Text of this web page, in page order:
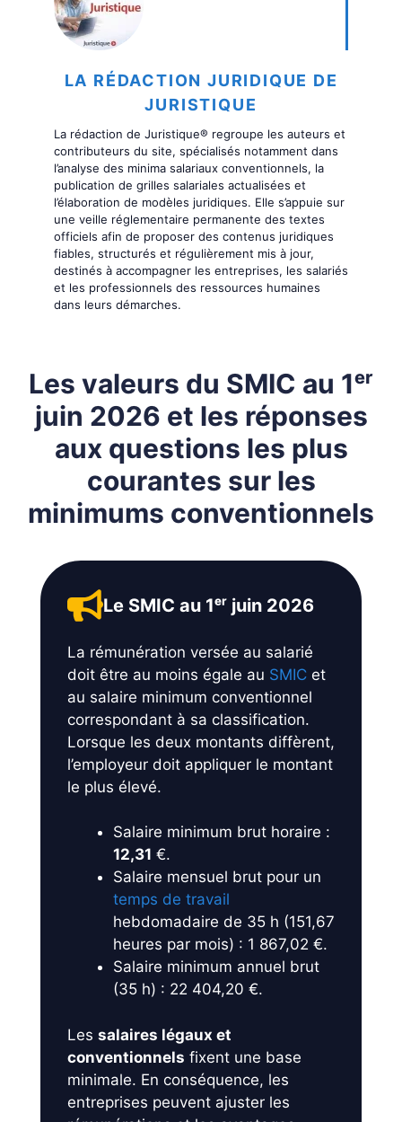
LA RÉDACTION JURIDIQUE DE
JURISTIQUE
La rédaction de Juristique® regroupe les auteurs et
contributeurs du site, spécialisés notamment dans
l’analyse des minima salariaux conventionnels, la
publication de grilles salariales actualisées et
l’élaboration de modèles juridiques. Elle s’appuie sur
une veille réglementaire permanente des textes
officiels afin de proposer des contenus juridiques
fiables, structurés et régulièrement mis à jour,
destinés à accompagner les entreprises, les salariés
et les professionnels des ressources humaines
dans leurs démarches.
Les valeurs du SMIC au 1ᵉʳ
juin 2026 et les réponses
aux questions les plus
courantes sur les
minimums conventionnels
Le SMIC au 1ᵉʳ juin 2026
La rémunération versée au salarié
doit être au moins égale au SMIC et
au salaire minimum conventionnel
correspondant à sa classification.
Lorsque les deux montants diffèrent,
l’employeur doit appliquer le montant
le plus élevé.
Salaire minimum brut horaire :
12,31 €.
Salaire mensuel brut pour un
temps de travail
hebdomadaire de 35 h (151,67
heures par mois) : 1 867,02 €.
Salaire minimum annuel brut
(35 h) : 22 404,20 €.
Les salaires légaux et
conventionnels fixent une base
minimale. En conséquence, les
entreprises peuvent ajuster les